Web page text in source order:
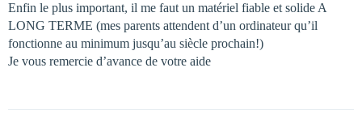
Enfin le plus important, il me faut un matériel fiable et solide A
LONG TERME (mes parents attendent d’un ordinateur qu’il
fonctionne au minimum jusqu’au siècle prochain!)
Je vous remercie d’avance de votre aide